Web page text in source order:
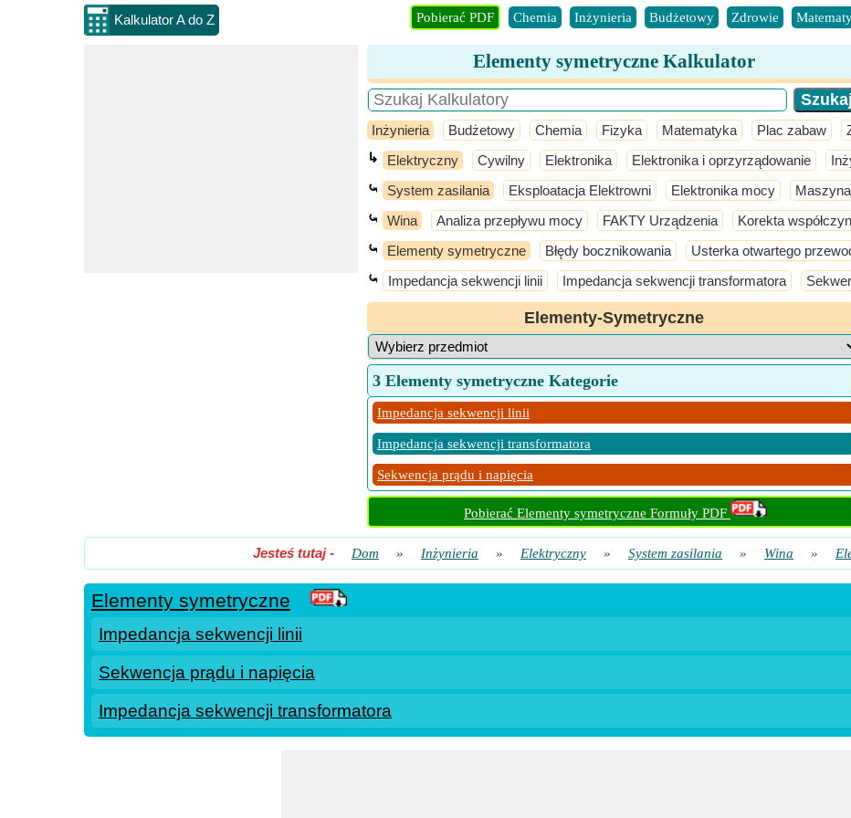
Kalkulator A do Z Pobierać PDF Chemia Inżynieria Budżetowy Zdrowie
Elementy symetryczne Kalkulator
Inżynieria Budżetowy Chemia Fizyka Matematyka Plac zabaw
↳ Elektryczny Cywilny Elektronika Elektronika i oprzyrządowanie
⤿ System zasilania Eksploatacja Elektrowni Elektronika mocy Maszyna
⤿ Wina Analiza przepływu mocy FAKTY Urządzenia Korekta
⤿ Elementy symetryczne Błędy bocznikowania Usterka otwartego
⤿ Impedancja sekwencji linii Impedancja sekwencji transformatora
Elementy-Symetryczne
3 Elementy symetryczne Kategorie
Impedancja sekwencji linii
Impedancja sekwencji transformatora
Sekwencja prądu i napięcia
Pobierać Elementy symetryczne Formuły PDF
Jesteś tutaj- Dom » Inżynieria » Elektryczny » System zasilania » Wina »
Elementy symetryczne
Impedancja sekwencji linii
Sekwencja prądu i napięcia
Impedancja sekwencji transformatora